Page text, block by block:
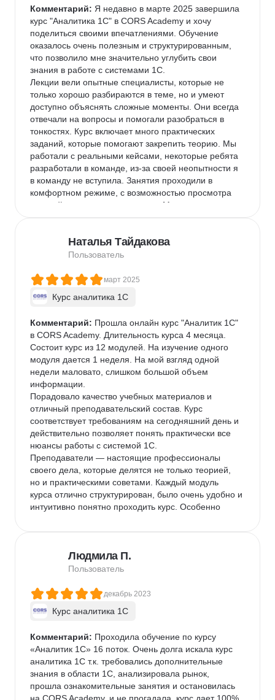
Но на работу в Москве как начинающий аналитик в
1С без опыта практически не найдете. Точнее это
будет Ваш выигрыш в лотерею!! Вот и подумайте
стоит тратить время и деньги. Те кто бегут сюда от
программирования 1С тоже безумцы. Эта работа
напрямую связана с совершенствованием навыка
программирования 1С. Постоянное развитие,
получение сертификатов, опыт внедрения
продуктов 1С доведут Вас до уровня
востребованного специалиста через минимум 3
года. А дальше только в горку! Уровень Ваш
напрямую зависит от высоты взятых горок. №
звезды поставил только для того чтобы кто то
прочитал и задумался. 4 звезды не поставлю так
как для поиска новой работы в Москве он почти
бесполезен.
Комментарий: Я недавно в марте 2025 завершила
курс "Аналитика 1С" в CORS Academy и хочу
поделиться своими впечатлениями. Обучение
оказалось очень полезным и структурированным,
что позволило мне значительно углубить свои
знания в работе с системами 1С.
Лекции вели опытные специалисты, которые не
только хорошо разбираются в теме, но и умеют
доступно объяснять сложные моменты. Они всегда
отвечали на вопросы и помогали разобраться в
тонкостях. Курс включает много практических
заданий, которые помогают закрепить теорию. Мы
работали с реальными кейсами, некоторые ребята
разработали в команде, из-за своей неопытности я
в команду не вступила. Занятия проходили в
комфортном режиме, с возможностью просмотра
записей, если что-то пропустил. Материалы курса
были на связи, оперативно помогали с решением
возникающих вопросов. Курс "Аналитика 1С" в
ожидания. Я получила не только теоретические
скоро буду применять в своей работе. Рекомендую
области 1С-аналитики.
Минус только один,что нужно очень много времени
на выполнение заданий)) и стараться,чтобы к
вебинарам все задания были выполнены)))
Наталья Тайдакова
Пользователь
март 2025
Курс аналитика 1C
Комментарий: Прошла онлайн курс "Аналитик 1С"
в CORS Academy. Длительность курса 4 месяца.
Состоит курс из 12 модулей. На изучение одного
модуля дается 1 неделя. На мой взгляд одной
недели маловато, слишком большой объем
информации.
Порадовало качество учебных материалов и
отличный преподавательский состав. Курс
соответствует требованиям на сегодняшний день и
действительно позволяет понять практически все
нюансы работы с системой 1С.
Преподаватели — настоящие профессионалы
своего дела, которые делятся не только теорией,
но и практическими советами. Каждый модуль
курса отлично структурирован, было очень удобно и
интуитивно понятно проходить курс. Особенно
Командное выполнение заданий - это находка!
Могу с уверенностью сказать, что курс "Аналитик
Людмила П.
Пользователь
декабрь 2023
Курс аналитика 1C
Комментарий: Проходила обучение по курсу
«Аналитик 1С» 16 поток. Очень долга искала курс
аналитика 1С т.к. требовались дополнительные
знания в области 1С, анализировала рынок,
прошла ознакомительные занятия и остановилась